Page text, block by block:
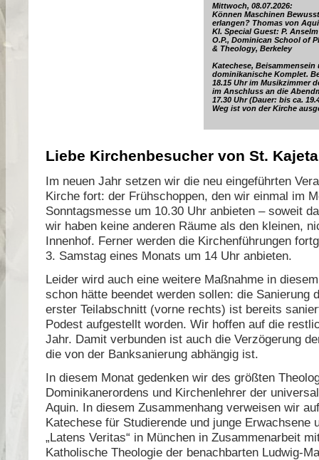
Mittwoch, 08.07.2026:
Können Maschinen
erlangen? Thomas von
KI. Special Guest: P.
O.P., Dominican School of
& Theology, Berkeley
Katechese, Beisammensein
dominikanische Komplet.
18.15 Uhr im Musikzimmer
im Anschluss an die
17.30 Uhr (Dauer: bis ca.
Weg ist von der Kirche
Liebe Kirchenbesucher von St.
Im neuen Jahr setzen wir die neu eingeführten
Kirche fort: der Frühschoppen, den wir einmal im
Sonntagsmesse um 10.30 Uhr anbieten – soweit
wir haben keine anderen Räume als den kleinen,
Innenhof. Ferner werden die Kirchenführungen
3. Samstag eines Monats um 14 Uhr anbieten.
Leider wird auch eine weitere Maßnahme in
schon hätte beendet werden sollen: die Sanierung
erster Teilabschnitt (vorne rechts) ist bereits
Podest aufgestellt worden. Wir hoffen auf die
Jahr. Damit verbunden ist auch die Verzögerung
die von der Banksanierung abhängig ist.
In diesem Monat gedenken wir des größten
Dominikanerordens und Kirchenlehrer der
Aquin. In diesem Zusammenhang verweisen wir
Katechese für Studierende und junge Erwachsene
„Latens Veritas“ in München in Zusammenarbeit
Katholische Theologie der benachbarten Ludwig-